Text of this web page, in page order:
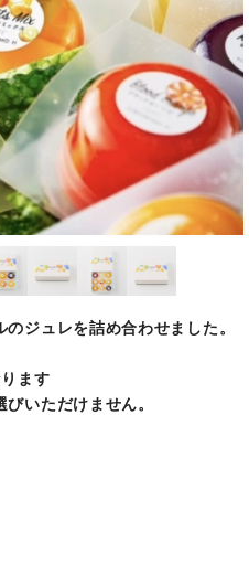
ジュレを詰め合わせました。
ます
いただけません。